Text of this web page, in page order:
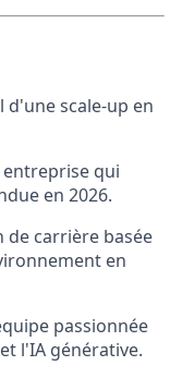
scale-up en
entreprise qui
en 2026.
de carrière basée
en
passionnée
l'IA générative.